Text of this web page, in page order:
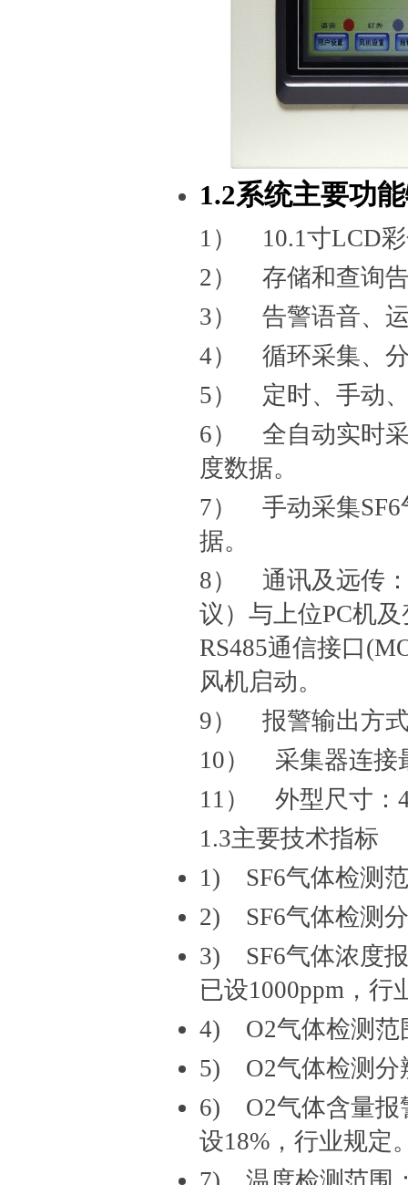
1.2系统主要功
1） 10.1寸LCD
2） 存储和查询
3） 告警语音、
4） 循环采集、分
5） 定时、手动
6） 全自动实时采
度数据。
7） 手动采集SF6
据。
8） 通讯及远传：
议）与上位PC机
RS485通信接口
风机启动。
9） 报警输出方式
10） 采集器连接
11） 外型尺寸：
1.3主要技术指标
1) SF6气体检测范
2) SF6气体检测
3) SF6气体浓度报
已设1000ppm，行
4) O2气体检测范
5) O2气体检测分
6) O2气体含量报
设18%，行业规定